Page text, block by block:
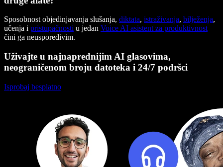
Sposobnost objedinjavanja slušanja, diktata, istraživanja, bilježenja,
učenja i pristupačnosti u jedan Voice AI asistent za produktivnost
čini ga neusporedivim.
Uživajte u najnaprednijim AI glasovima,
neograničenom broju datoteka i 24/7 podršci
Isprobaj besplatno